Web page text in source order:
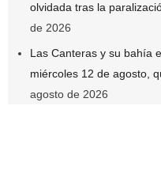
olvidada tras la
de 2026
Las Canteras y su bahía
miércoles 12 de agosto,
agosto de 2026